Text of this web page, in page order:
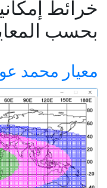
خرائط
بحسب
معيار محمد